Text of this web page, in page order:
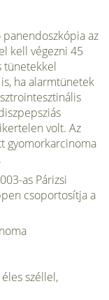
az
kell végezni 45
tünetekkel
ha alarmtünetek
volt. Az
gyomorkarcinoma
as Párizsi
csoportosítja a
széllel,